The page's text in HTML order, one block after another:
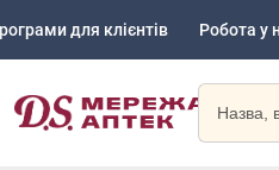
для клієнтів Робота у